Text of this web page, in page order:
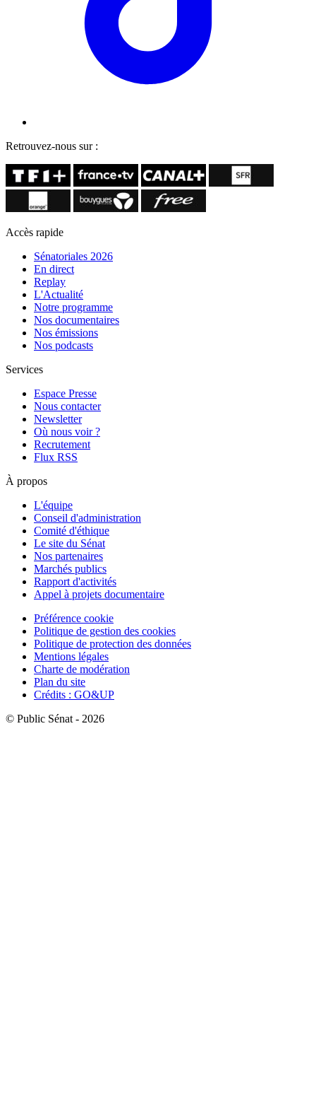
Retrouvez-nous sur :
Accès rapide
Sénatoriales 2026
En direct
Replay
L'Actualité
Notre programme
Nos documentaires
Nos émissions
Nos podcasts
Services
Espace Presse
Nous contacter
Newsletter
Où nous voir ?
Recrutement
Flux RSS
À propos
L'équipe
Conseil d'administration
Comité d'éthique
Le site du Sénat
Nos partenaires
Marchés publics
Rapport d'activités
Appel à projets documentaire
Préférence cookie
Politique de gestion des cookies
Politique de protection des données
Mentions légales
Charte de modération
Plan du site
Crédits : GO&UP
© Public Sénat - 2026